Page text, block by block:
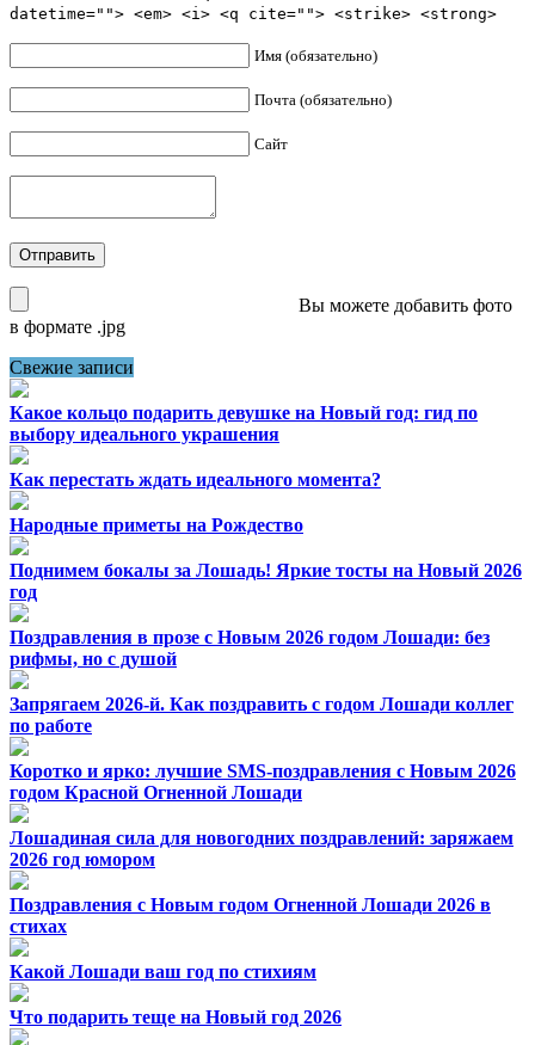
datetime=""> <em> <i> <q cite=""> <strike> <strong>
Имя (обязательно)
Почта (обязательно)
Сайт
Вы можете добавить фото
в формате .jpg
Свежие записи
Какое кольцо подарить девушке на Новый год: гид по
выбору идеального украшения
Как перестать ждать идеального момента?
Народные приметы на Рождество
Поднимем бокалы за Лошадь! Яркие тосты на Новый 2026
год
Поздравления в прозе с Новым 2026 годом Лошади: без
рифмы, но с душой
Запрягаем 2026-й. Как поздравить с годом Лошади коллег
по работе
Коротко и ярко: лучшие SMS-поздравления с Новым 2026
годом Красной Огненной Лошади
Лошадиная сила для новогодних поздравлений: заряжаем
2026 год юмором
Поздравления с Новым годом Огненной Лошади 2026 в
стихах
Какой Лошади ваш год по стихиям
Что подарить теще на Новый год 2026